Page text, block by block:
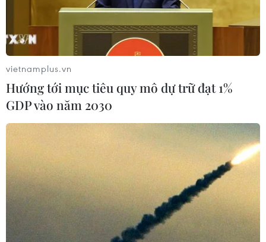
vietnamplus.vn
Hướng tới mục tiêu quy mô dự trữ đạt 1%
GDP vào năm 2030